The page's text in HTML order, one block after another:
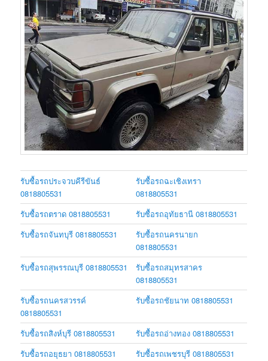
รับซื้อรถประจวบคีรีขันธ์
0818805531
รับซื้อรถฉะเชิงเทรา
0818805531
รับซื้อรถตราด 0818805531
รับซื้อรถอุทัยธานี 0818805531
รับซื้อรถจันทบุรี 0818805531
รับซื้อรถนครนายก
0818805531
รับซื้อรถสุพรรณบุรี 0818805531
รับซื้อรถสมุทรสาคร
0818805531
รับซื้อรถนครสวรรค์
0818805531
รับซื้อรถชัยนาท 0818805531
รับซื้อรถสิงห์บุรี 0818805531
รับซื้อรถอ่างทอง 0818805531
รับซื้อรถอยุธยา 0818805531
รับซื้อรถเพชรบุรี 0818805531